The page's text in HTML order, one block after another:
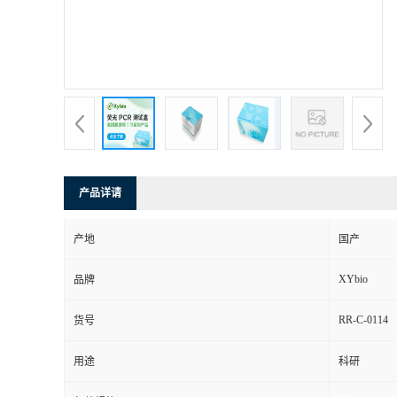
产品详请
产地 国产
品牌 XYbio
货号 RR-C-0114
用途 科研